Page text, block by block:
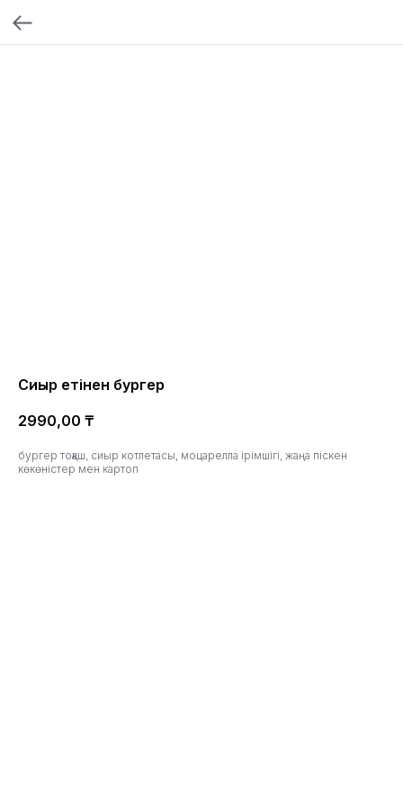
Сиыр етінен бургер
2990,00 ₸
бургер тоқаш, сиыр котлетасы, моцарелла ірімшігі, жаңа піскен
көкөністер мен картоп